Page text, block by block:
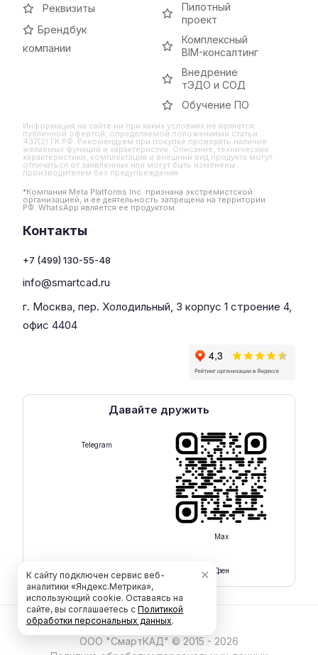
Реквизиты
Брендбук
компании
Пилотный
проект
Комплексный
BIM-консалтинг
Внедрение
тЭДО и СОД
Обучение ПО
Информация на сайте ни при каких условиях не является
публичной офертой, определяемой положениями статьи
437(2) ГК РФ. Рекомендуем при покупке проверять наличие
желаемых функций и характеристик. Описание, технические
характеристики, комплектация и внешний вид продукта могут
отличаться от заявленных или могут быть изменены
производителем без предупреждения
*Компания Meta Platforms Inc. признана экстремистской
организацией, и ее деятельность запрещена на территории
РФ. WhatsApp является ее продуктом.
Контакты
+7 (499) 130-55-48
info@smartcad.ru
г. Москва, пер. Холодильный, 3 корпус 1 строение 4,
офис 4404
Давайте дружить
Telegram
Max
Дзен
ООО "СмартКАД" © 2015 - 2026
К сайту подключен сервис веб-
аналитики «Яндекс.Метрика»,
использующий cookie. Оставаясь на
сайте, вы соглашаетесь с Политикой
обработки персональных данных.
✕